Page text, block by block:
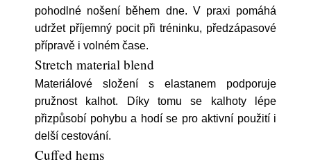
pohodlné nošení během dne. V praxi pomáhá
udržet příjemný pocit při tréninku, předzápasové
přípravě i volném čase.
Stretch material blend
Materiálové složení s elastanem podporuje
pružnost kalhot. Díky tomu se kalhoty lépe
přizpůsobí pohybu a hodí se pro aktivní použití i
delší cestování.
Cuffed hems